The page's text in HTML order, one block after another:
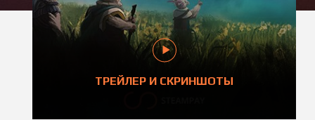
ТРЕЙЛЕР И СКРИНШОТЫ